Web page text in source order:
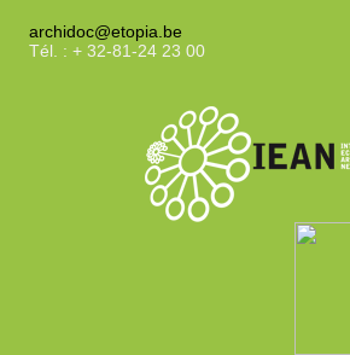
archidoc@etopia.be
Tél. : + 32-81-24 23 00